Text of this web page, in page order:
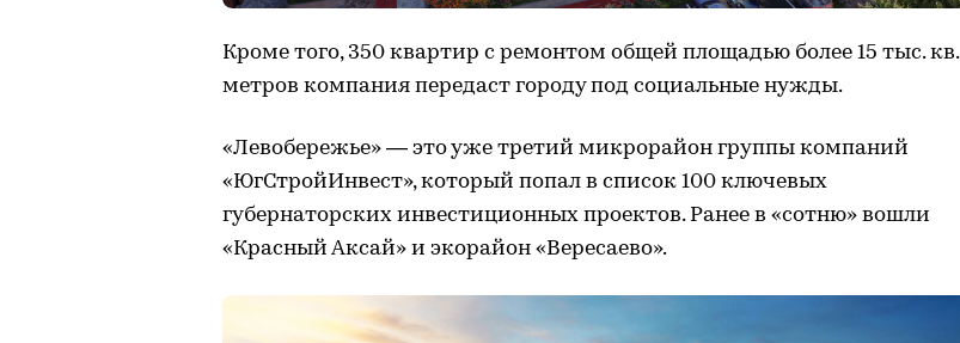
Кроме того, 350 квартир с ремонтом общей площадью более 15 тыс. кв.
метров компания передаст городу под социальные нужды.
«Левобережье» — это уже третий микрорайон группы компаний
«ЮгСтройИнвест», который попал в список 100 ключевых
губернаторских инвестиционных проектов. Ранее в «сотню» вошли
«Красный Аксай» и экорайон «Вересаево».